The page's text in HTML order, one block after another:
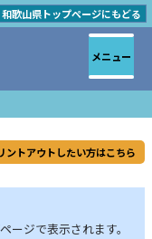
和歌山県トップページにもどる
ントアウトしたい方はこちら
ージで表示されます。
メニュー